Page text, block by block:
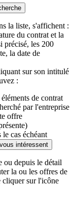
la liste, s'affichent :
du contrat et la
précisé, les 200
la date de
sur son intitulé
:
de contrat
par l'entreprise
offre
cas échéant
intéressent
ou depuis le détail
la ou les offres de
sur l'icône